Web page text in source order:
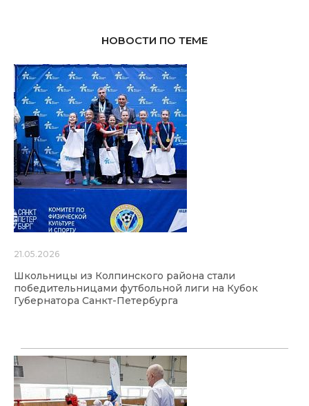
НОВОСТИ ПО ТЕМЕ
21.05.2026
Школьницы из Колпинского района стали
победительницами футбольной лиги на Кубок
Губернатора Санкт-Петербурга